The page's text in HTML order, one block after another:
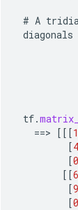
# A
diagonals
tf.
==> [[[1
[4
[0
[[6
[9
[0